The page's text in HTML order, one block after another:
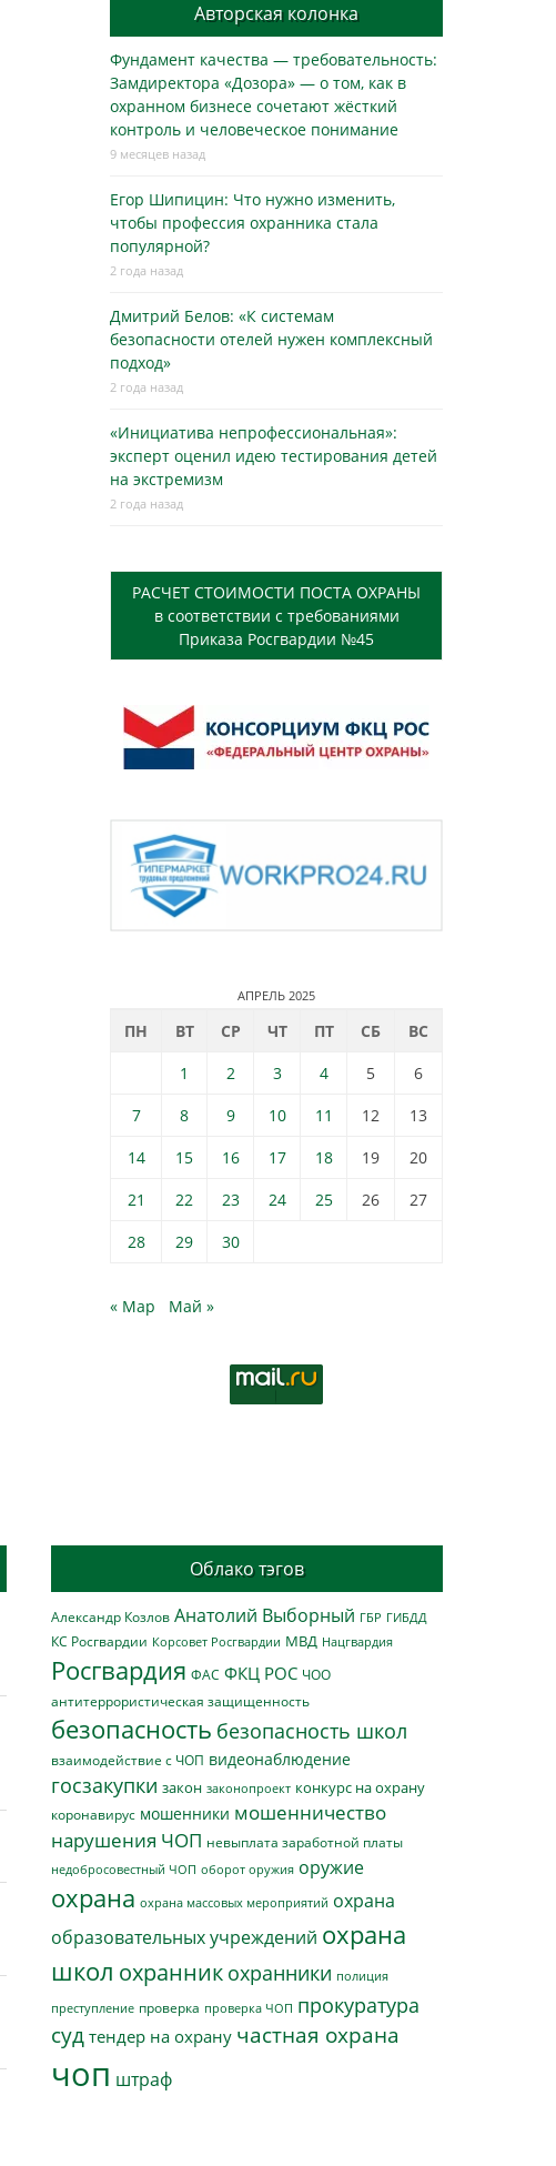
Авторская колонка
Фундамент качества — требовательность:
Замдиректора «Дозора» — о том, как в
охранном бизнесe сочетают жёсткий
контроль и человеческое понимание
9 месяцев назад
Егор Шипицин: Что нужно изменить,
чтобы профессия охранника стала
популярной?
2 года назад
Дмитрий Белов: «К системам
безопасности отелей нужен комплексный
подход»
2 года назад
«Инициатива непрофессиональная»:
эксперт оценил идею тестирования детей
на экстремизм
2 года назад
РАСЧЕТ СТОИМОСТИ ПОСТА ОХРАНЫ
в соответствии с требованиями
Приказа Росгвардии №45
АПРЕЛЬ 2025
ПН ВТ СР ЧТ ПТ СБ
ВС
1
2 3 4 5
6
7
8 9 10 11 12
13
14
15 16 17 18 19
20
21
22 23 24 25 26
27
28
29 30
« Мар Май »
Облако тэгов
Александр Козлов Анатолий Выборный ГБР ГИБДД
КС Росгвардии Корсовет Росгвардии МВД Нацгвардия
Росгвардия ФАС ФКЦ РОС ЧОО
антитеррористическая защищенность
безопасность безопасность школ
взаимодействие с ЧОП видеонаблюдение
госзакупки закон законопроект конкурс на охрану
коронавирус мошенники мошенничество
нарушения ЧОП невыплата заработной платы
недобросовестный ЧОП оборот оружия оружие
охрана охрана массовых мероприятий охрана
образовательных учреждений охрана
школ охранник охранники полиция
преступление проверка проверка ЧОП прокуратура
суд тендер на охрану частная охрана
чоп штраф